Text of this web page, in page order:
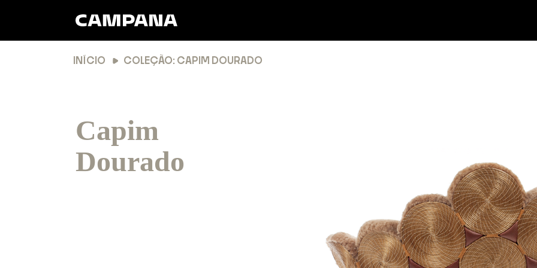
INÍCIO COLEÇÃO: CAPIM DOURADO
Capim
Dourado